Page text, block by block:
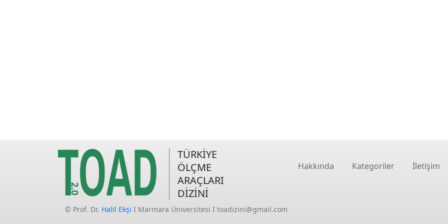
TÜRKİYE
ÖLÇME
ARAÇLARI
DİZİNİ
Hakkında Kategoriler İletişim
© Prof. Dr. Halil Ekşi I Marmara Üniversitesi I toadizini@gmail.com